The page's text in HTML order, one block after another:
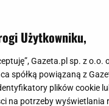
Użytkowniku,
Gazeta.pl sp. z
spółką powiązaną z
plików cookie
na potrzeby